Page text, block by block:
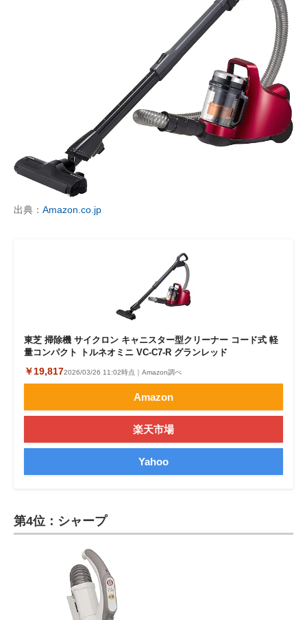
出典： Amazon.co.jp
東芝 掃除機 サイクロン キャニスター型クリーナー コード式 軽
量コンパクト トルネオミニ VC-C7-R グランレッド
￥19,8172026/03/26 11:02時点｜Amazon調べ
Amazon
楽天市場
Yahoo
第4位：シャープ